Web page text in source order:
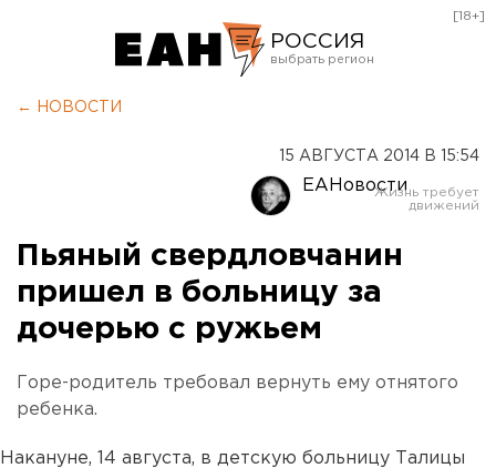
РОССИЯ
Оренбург
[18+]
← НОВОСТИ
15 АВГУСТА 2014 В 15:54
ЕАНовости
Пьяный свердловчанин
пришел в больницу за
дочерью с ружьем
Горе-родитель требовал вернуть ему отнятого
ребенка.
Накануне, 14 августа, в детскую больницу Талицы